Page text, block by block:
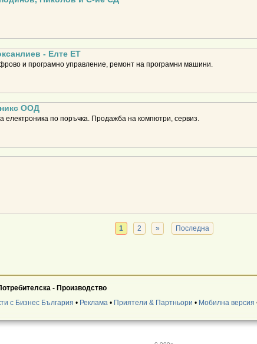
- Елте ЕТ
и програмно управление, ремонт на програмни машини.
ООД
електроника по поръчка. Продажба на компютри, сервиз.
1 2 » Последна
- Производство
с Бизнес България • Реклама• Приятели & Партньори • Мобилна версия